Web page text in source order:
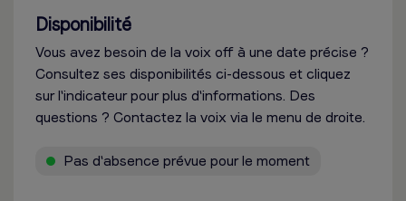
Disponibilité
Vous avez besoin de la voix off à une date précise ?
Consultez ses disponibilités ci-dessous et cliquez
sur l'indicateur pour plus d'informations. Des
questions ? Contactez la voix via le menu de droite.
Pas d'absence prévue pour le moment